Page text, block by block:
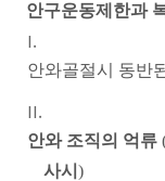
안구운동제한과
안와골절시 동반된
안와 조직의 억류
사시 )